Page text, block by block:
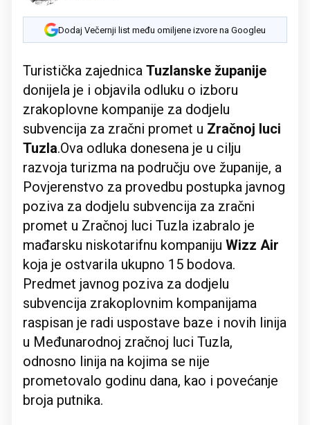
Dodaj Večernji list među omiljene izvore na Googleu
Turistička zajednica Tuzlanske županije
donijela je i objavila odluku o izboru
zrakoplovne kompanije za dodjelu
subvencija za zračni promet u Zračnoj luci
Tuzla.Ova odluka donesena je u cilju
razvoja turizma na području ove županije, a
Povjerenstvo za provedbu postupka javnog
poziva za dodjelu subvencija za zračni
promet u Zračnoj luci Tuzla izabralo je
mađarsku niskotarifnu kompaniju Wizz Air
koja je ostvarila ukupno 15 bodova.
Predmet javnog poziva za dodjelu
subvencija zrakoplovnim kompanijama
raspisan je radi uspostave baze i novih linija
u Međunarodnoj zračnoj luci Tuzla,
odnosno linija na kojima se nije
prometovalo godinu dana, kao i povećanje
broja putnika.